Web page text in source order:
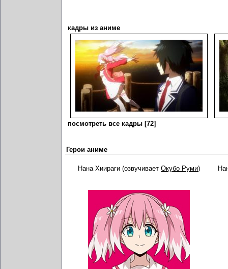
кадры из аниме
посмотреть все кадры [72]
Герои аниме
Нана Хиираги (озвучивает Окубо Руми)